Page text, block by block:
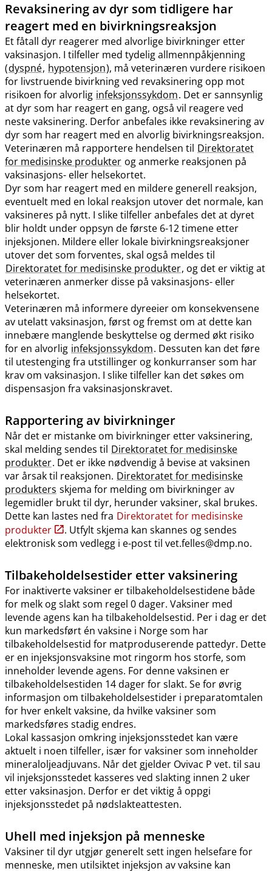
Revaksinering av dyr som tidligere har
reagert med en bivirkningsreaksjon
Et fåtall dyr reagerer med alvorlige bivirkninger etter
vaksinasjon. I tilfeller med tydelig allmennpåkjenning
(dyspné, hypotensjon), må veterinæren vurdere risikoen
for livstruende bivirkning ved revaksinering opp mot
risikoen for alvorlig infeksjonssykdom. Det er sannsynlig
at dyr som har reagert en gang, også vil reagere ved
neste vaksinering. Derfor anbefales ikke revaksinering av
dyr som har reagert med en alvorlig bivirkningsreaksjon.
Veterinæren må rapportere hendelsen til Direktoratet
for medisinske produkter og anmerke reaksjonen på
vaksinasjons- eller helsekortet.
Dyr som har reagert med en mildere generell reaksjon,
eventuelt med en lokal reaksjon utover det normale, kan
vaksineres på nytt. I slike tilfeller anbefales det at dyret
blir holdt under oppsyn de første 6-12 timene etter
injeksjonen. Mildere eller lokale bivirkningsreaksjoner
utover det som forventes, skal også meldes til
Direktoratet for medisinske produkter, og det er viktig at
veterinæren anmerker disse på vaksinasjons- eller
helsekortet.
Veterinæren må informere dyreeier om konsekvensene
av utelatt vaksinasjon, først og fremst om at dette kan
innebære manglende beskyttelse og dermed økt risiko
for en alvorlig infeksjonssykdom. Dessuten kan det føre
til utestenging fra utstillinger og konkurranser som har
krav om vaksinasjon. I slike tilfeller kan det søkes om
dispensasjon fra vaksinasjonskravet.
Rapportering av bivirkninger
Når det er mistanke om bivirkninger etter vaksinering,
skal melding sendes til Direktoratet for medisinske
produkter. Det er ikke nødvendig å bevise at vaksinen
var årsak til reaksjonen. Direktoratet for medisinske
produkters skjema for melding om bivirkninger av
legemidler brukt til dyr, herunder vaksiner, skal brukes.
Dette kan lastes ned fra Direktoratet for medisinske
produkter
. Utfylt skjema kan skannes og sendes
elektronisk som vedlegg i e-post til vet.felles@dmp.no.
Tilbakeholdelsestider etter vaksinering
For inaktiverte vaksiner er tilbakeholdelsestidene både
for melk og slakt som regel 0 dager. Vaksiner med
levende agens kan ha tilbakeholdelsestid. Per i dag er det
kun markedsført én vaksine i Norge som har
tilbakeholdelsestid for matproduserende pattedyr. Dette
er en injeksjonsvaksine mot ringorm hos storfe, som
inneholder levende agens. For denne vaksinen er
tilbakeholdelsestiden 14 dager for slakt. Se for øvrig
informasjon om tilbakeholdelsestider i preparatomtalen
for hver enkelt vaksine, da hvilke vaksiner som
markedsføres stadig endres.
Lokal kassasjon omkring injeksjonsstedet kan være
aktuelt i noen tilfeller, især for vaksiner som inneholder
mineraloljeadjuvans. Når det gjelder Ovivac P vet. til sau
vil injeksjonsstedet kasseres ved slakting innen 2 uker
etter vaksinasjon. Derfor er det viktig å oppgi
injeksjonsstedet på nødslakteattesten.
Uhell med injeksjon på menneske
Vaksiner til dyr utgjør generelt sett ingen helsefare for
menneske, men utilsiktet injeksjon av vaksine kan